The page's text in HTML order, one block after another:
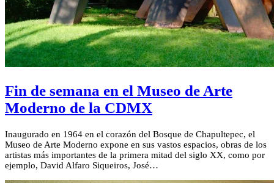
Fin de semana en el Museo de Arte
Moderno de la CDMX
Inaugurado en 1964 en el corazón del Bosque de Chapultepec, el
Museo de Arte Moderno expone en sus vastos espacios, obras de los
artistas más importantes de la primera mitad del siglo XX, como por
ejemplo, David Alfaro Siqueiros, José…